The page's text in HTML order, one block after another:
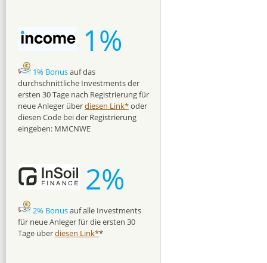
1%
1% Bonusauf das
durchschnittliche Investments der
ersten 30 Tage nach Registrierung für
neue Anleger überdiesen Link*oder
diesen Code bei der Registrierung
eingeben: MMCNWE
2%
2% Bonusauf alle Investments
für neue Anleger für die ersten 30
Tage überdiesen Link**